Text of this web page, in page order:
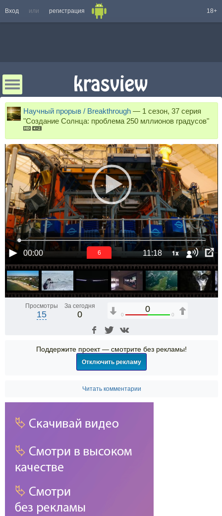
Вход или регистрация 18+
Научный прорыв / Breakthrough — 1 сезон, 37 серия
"Создание Солнца: проблема 250 мллионов градусов"
00:00 11:18 1x
6
Просмотры
15
За сегодня
0
0
0 0
Поддержите проект — смотрите без рекламы!
Отключить рекламу
Читать комментарии